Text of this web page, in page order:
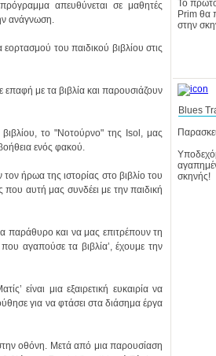
ανάγνωση.
ενός φακού.
στην
Blues
σκηνής!